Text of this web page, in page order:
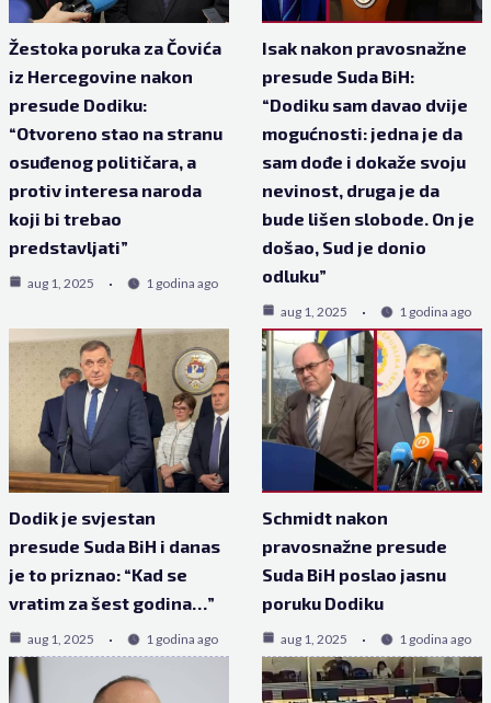
Žestoka poruka za Čovića
iz Hercegovine nakon
presude Dodiku:
“Otvoreno stao na stranu
osuđenog političara, a
protiv interesa naroda
koji bi trebao
predstavljati”
aug 1, 2025 1 godina ago
Isak nakon pravosnažne
presude Suda BiH:
“Dodiku sam davao dvije
mogućnosti: jedna je da
sam dođe i dokaže svoju
nevinost, druga je da
bude lišen slobode. On je
došao, Sud je donio
odluku”
aug 1, 2025 1 godina ago
Dodik je svjestan
presude Suda BiH i danas
je to priznao: “Kad se
vratim za šest godina…”
aug 1, 2025 1 godina ago
Schmidt nakon
pravosnažne presude
Suda BiH poslao jasnu
poruku Dodiku
aug 1, 2025 1 godina ago